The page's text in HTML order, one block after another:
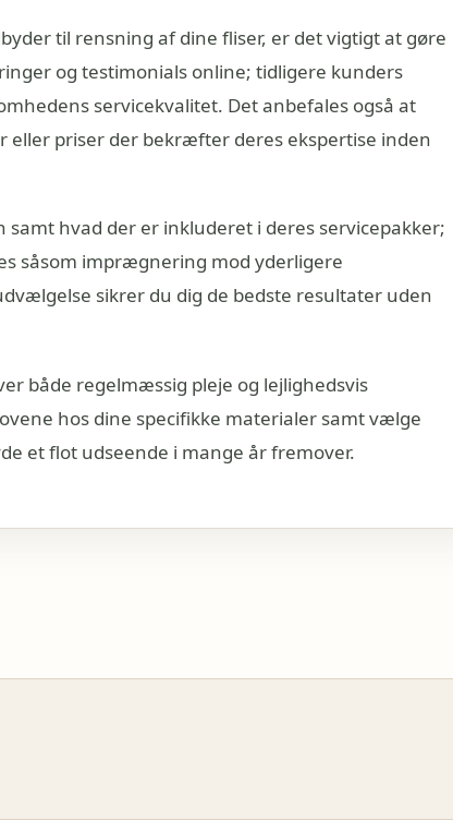
til rensning af dine fliser, er det vigtigt at gøre
og testimonials online; tidligere kunders
servicekvalitet. Det anbefales også at
priser der bekræfter deres ekspertise inden
hvad der er inkluderet i deres servicepakker;
såsom imprægnering mod yderligere
sikrer du dig de bedste resultater uden
både regelmæssig pleje og lejlighedsvis
hos dine specifikke materialer samt vælge
et flot udseende i mange år fremover.